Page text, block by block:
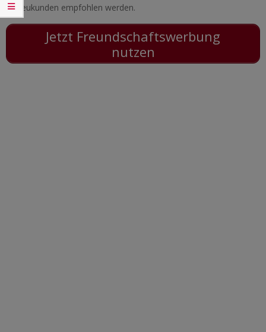
Neukunden empfohlen werden.
Jetzt Freundschaftswerbung
nutzen